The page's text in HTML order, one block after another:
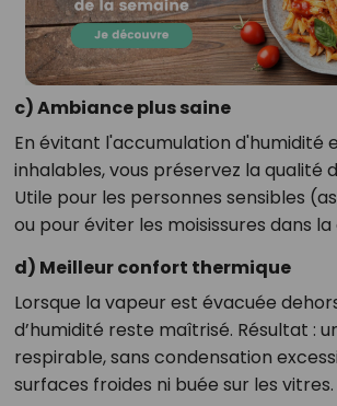
c) Ambiance plus saine
En évitant l'accumulation d'humidité
inhalables, vous préservez la qualité
Utile pour les personnes sensibles
ou pour éviter les moisissures dans la
d) Meilleur confort thermique
Lorsque la vapeur est évacuée
d’humidité reste maîtrisé. Résultat :
respirable, sans condensation
surfaces froides ni buée sur les vitres.